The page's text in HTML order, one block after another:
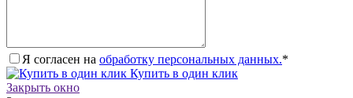
Я согласен на обработку персональных данных.*
Купить в один клик
Закрыть окно